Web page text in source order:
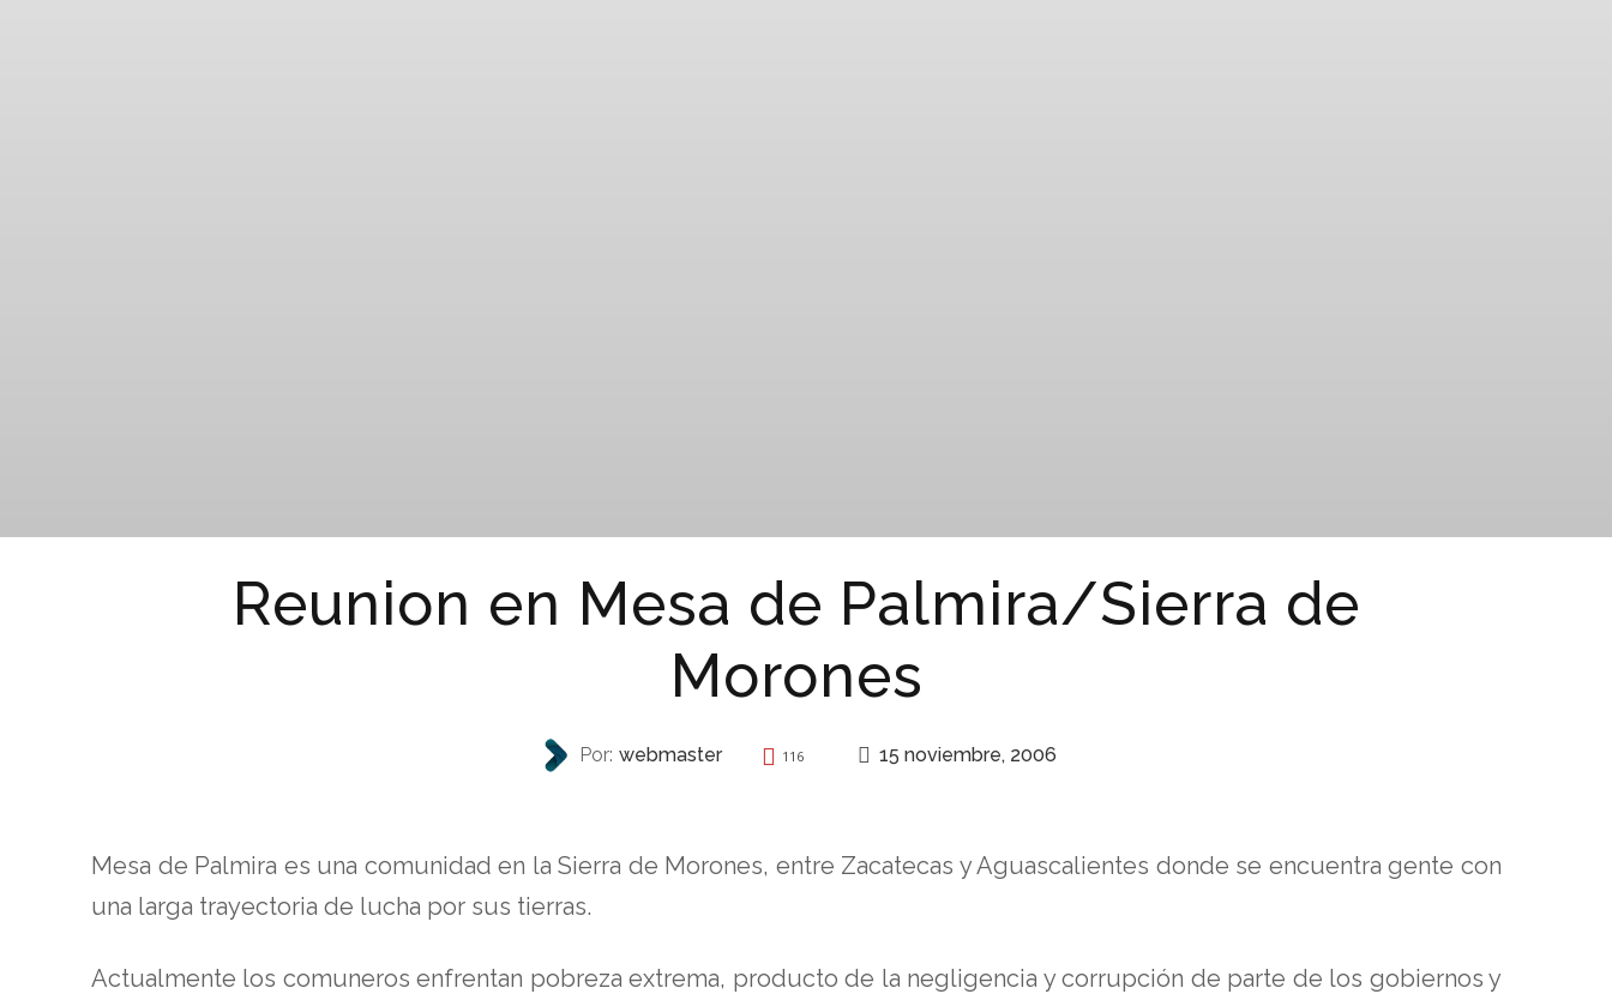
Reunion en Mesa de Palmira/Sierra de
Morones
Por: webmaster 116 15 noviembre, 2006
Mesa de Palmira es una comunidad en la Sierra de Morones, entre Zacatecas y Aguascalientes donde se encuentra gente con
una larga trayectoria de lucha por sus tierras.
Actualmente los comuneros enfrentan pobreza extrema, producto de la negligencia y corrupción de parte de los gobiernos y